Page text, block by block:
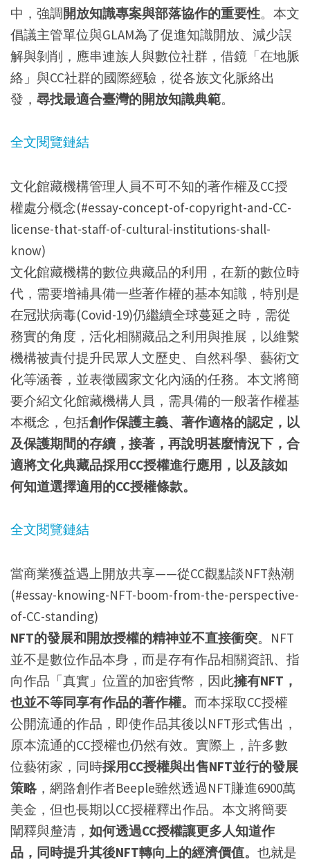
中，強調開放知識專案與部落協作的重要性。本文
倡議主管單位與GLAM為了促進知識開放、減少誤
解與剝削，應串連族人與數位社群，借鏡「在地脈
絡」與CC社群的國際經驗，從各族文化脈絡出
發， 尋找最適合臺灣的開放知識典範。
全文閱覽鏈結
文化館藏機構管理人員不可不知的著作權及CC授
權處分概念(#essay-concept-of-copyright-and-CC-
license-that-staff-of-cultural-institutions-shall-
know)
文化館藏機構的數位典藏品的利用，在新的數位時
代，需要增補具備一些著作權的基本知識，特別是
在冠狀病毒(Covid-19)仍繼續全球蔓延之時，需從
務實的角度，活化相關藏品之利用與推展，以維繫
機構被責付提升民眾人文歷史、自然科學、藝術文
化等涵養，並表徵國家文化內涵的任務。本文將簡
要介紹文化館藏機構人員，需具備的一般著作權基
本概念，包括創作保護主義、著作適格的認定，以
及保護期間的存續，接著，再說明甚麼情況下，合
適將文化典藏品採用CC授權進行應用，以及該如
何知道選擇適用的CC授權條款。
全文閱覽鏈結
當商業獲益遇上開放共享——從CC觀點談NFT熱潮
(#essay-knowing-NFT-boom-from-the-perspective-
of-CC-standing)
NFT的發展和開放授權的精神並不直接衝突。NFT
並不是數位作品本身，而是存有作品相關資訊、指
向作品「真實」位置的加密貨幣，因此擁有NFT，
也並不等同享有作品的著作權。 而本採取CC授權
公開流通的作品，即使作品其後以NFT形式售出，
原本流通的CC授權也仍然有效。實際上，許多數
位藝術家，同時採用CC授權與出售NFT並行的發展
策略，網路創作者Beeple雖然透過NFT賺進6900萬
美金，但也長期以CC授權釋出作品。本文將簡要
闡釋與釐清， 如何透過CC授權讓更多人知道作
品，同時提升其後NFT轉向上的經濟價值。 也就是